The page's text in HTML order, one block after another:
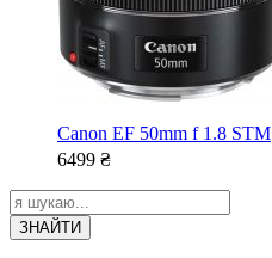
Canon EF 50mm f 1.8 STM
6499 ₴
ЗНАЙТИ